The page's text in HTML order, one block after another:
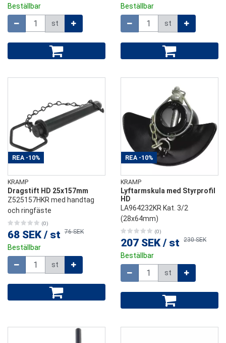
Beställbar
st
Beställbar
st
REA -10%
KRAMP
Dragstift HD 25x157mm
Z525157HKR med handtag
och ringfäste
(0)
68 SEK / st 76 SEK
Beställbar
st
REA -10%
KRAMP
Lyftarmskula med Styrprofil
HD
LA964232KR Kat. 3/2
(28x64mm)
(0)
207 SEK / st 230 SEK
Beställbar
st